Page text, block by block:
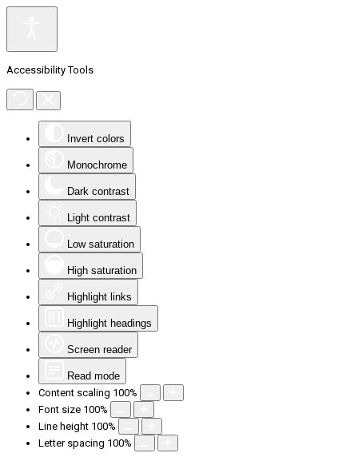
Accessibility Tools
Invert colors
Monochrome
Dark contrast
Light contrast
Low saturation
High saturation
Highlight links
Highlight headings
Screen reader
Read mode
Content scaling 100%
Font size 100%
Line height 100%
Letter spacing 100%